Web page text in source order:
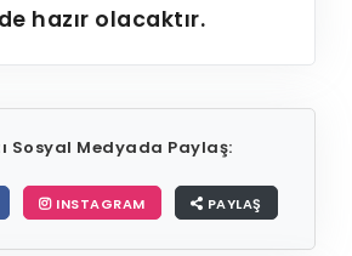
hazır olacaktır.
Sosyal Medyada Paylaş:
INSTAGRAM PAYLAŞ